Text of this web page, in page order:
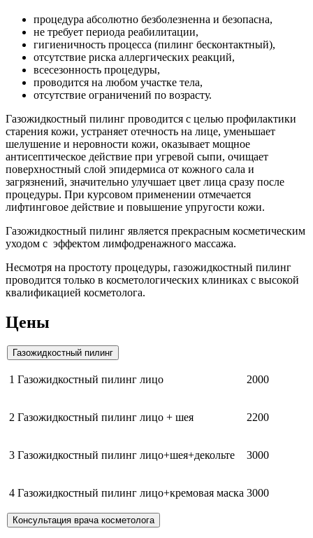
процедура абсолютно безболезненна и безопасна,
не требует периода реабилитации,
гигиеничность процесса (пилинг бесконтактный),
отсутствие риска аллергических реакций,
всесезонность процедуры,
проводится на любом участке тела,
отсутствие ограничений по возрасту.
Газожидкостный пилинг проводится с целью профилактики
старения кожи, устраняет отечность на лице, уменьшает
шелушение и неровности кожи, оказывает мощное
антисептическое действие при угревой сыпи, очищает
поверхностный слой эпидермиса от кожного сала и
загрязнений, значительно улучшает цвет лица сразу после
процедуры. При курсовом применении отмечается
лифтинговое действие и повышение упругости кожи.
Газожидкостный пилинг является прекрасным косметическим
уходом с эффектом лимфодренажного массажа.
Несмотря на простоту процедуры, газожидкостный пилинг
проводится только в косметологических клиниках с высокой
квалификацией косметолога.
Цены
Газожидкостный пилинг
1 Газожидкостный пилинг лицо 2000
2 Газожидкостный пилинг лицо + шея 2200
3 Газожидкостный пилинг лицо+шея+декольте 3000
4 Газожидкостный пилинг лицо+кремовая маска 3000
Консультация врача косметолога